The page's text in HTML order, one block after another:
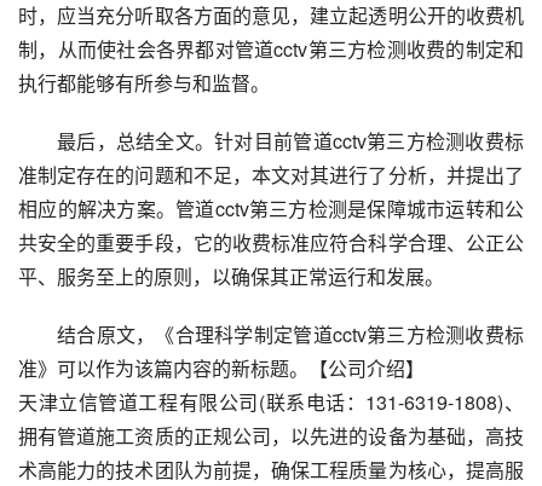
时，应当充分听取各方面的意见，建立起透明公开的收费机
制，从而使社会各界都对管道cctv第三方检测收费的制定和
执行都能够有所参与和监督。
最后，总结全文。针对目前管道cctv第三方检测收费标
准制定存在的问题和不足，本文对其进行了分析，并提出了
相应的解决方案。管道cctv第三方检测是保障城市运转和公
共安全的重要手段，它的收费标准应符合科学合理、公正公
平、服务至上的原则，以确保其正常运行和发展。
结合原文，《合理科学制定管道cctv第三方检测收费标
准》可以作为该篇内容的新标题。【公司介绍】
天津立信管道工程有限公司(联系电话：131-6319-1808)、
拥有管道施工资质的正规公司，以先进的设备为基础，高技
术高能力的技术团队为前提，确保工程质量为核心，提高服